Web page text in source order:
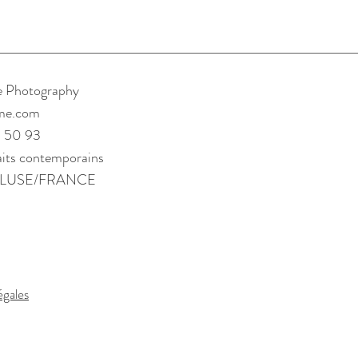
Photography
50 93
contemporains
FRANCE